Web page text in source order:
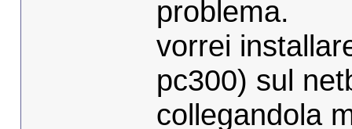
problema.
vorrei
pc300) sul
collegandola